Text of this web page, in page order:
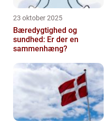
23 oktober 2025
Bæredygtighed og
sundhed: Er der en
sammenhæng?